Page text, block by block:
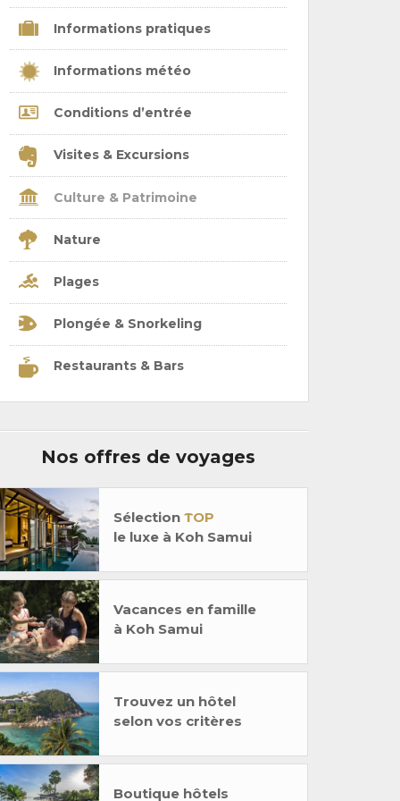
Informations pratiques
Informations météo
Conditions d’entrée
Visites & Excursions
Culture & Patrimoine
Nature
Plages
Plongée & Snorkeling
Restaurants & Bars
Nos offres de voyages
SélectionTOP
le luxe à Koh Samui
Vacances en famille
à Koh Samui
Trouvez un hôtel
selon vos critères
Boutique hôtels